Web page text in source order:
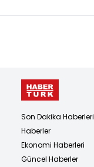
Son Dakika Haberleri
Haberler
Ekonomi Haberleri
Güncel Haberler